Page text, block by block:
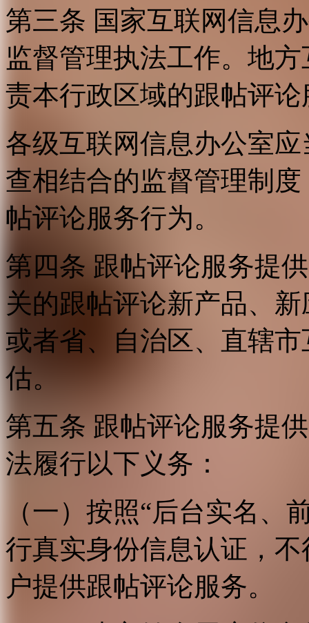
第三条 国家互联网信息
监督管理执法工作。地
责本行政区域的跟帖评
各级互联网信息办公室
查相结合的监督管理制
帖评论服务行为。
第四条 跟帖评论服务提
关的跟帖评论新产品、
或者省、自治区、直辖
估。
第五条 跟帖评论服务提
法履行以下义务：
（一）按照“后台实名、
行真实身份信息认证，
户提供跟帖评论服务。